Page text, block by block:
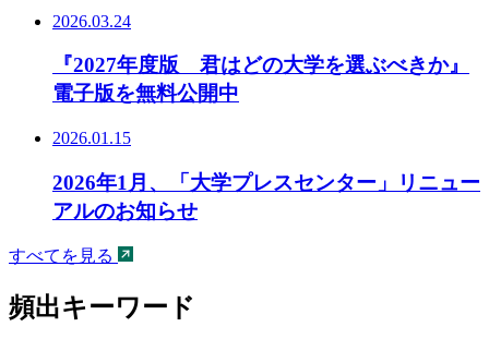
2026.03.24
『2027年度版 君はどの大学を選ぶべきか』
電子版を無料公開中
2026.01.15
2026年1月、「大学プレスセンター」リニュー
アルのお知らせ
すべてを見る
頻出キーワード